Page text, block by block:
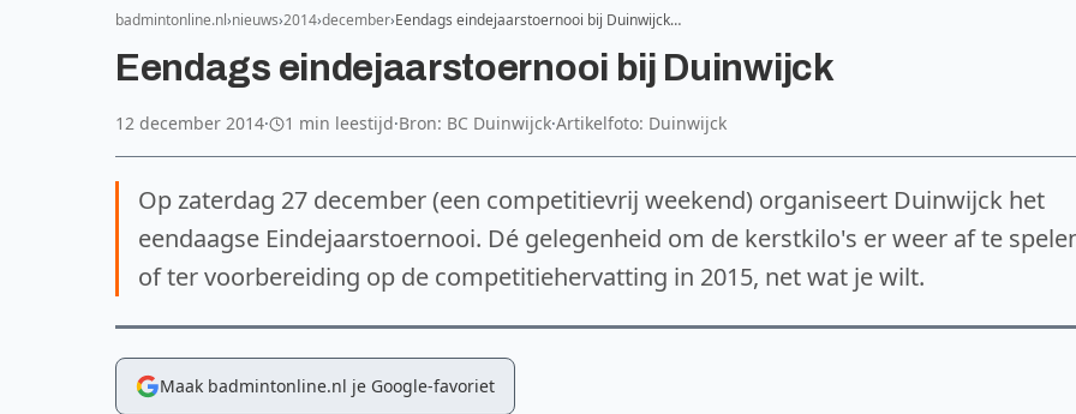
badmintonline.nl nieuws 2014 december Eendags eindejaarstoernooi bij Duinwijck…
Eendags eindejaarstoernooi bij Duinwijck
12 december 2014· 1 min leestijd·Bron: BC Duinwijck·Artikelfoto: Duinwijck
Op zaterdag 27 december (een competitievrij weekend) organiseert Duinwijck het
eendaagse Eindejaarstoernooi. Dé gelegenheid om de kerstkilo's er weer af te
of ter voorbereiding op de competitiehervatting in 2015, net wat je wilt.
Maak badmintonline.nl je Google-favoriet